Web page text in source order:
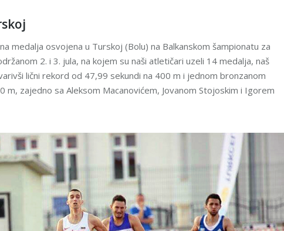
medalja osvojena u Turskoj (Bolu) na Balkanskom šampionatu za
2. i 3. jula, na kojem su naši atletičari uzeli 14 medalja, naš
lični rekord od 47,99 sekundi na 400 m i jednom bronzanom
zajedno sa Aleksom Macanovićem, Jovanom Stojoskim i Igorem